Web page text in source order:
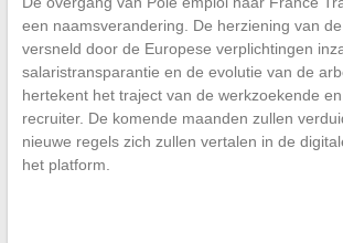
een naamsverandering. De herziening van de
versneld door de Europese verplichtingen
salaristransparantie en de evolutie van de
hertekent het traject van de werkzoekende
recruiter. De komende maanden zullen
nieuwe regels zich zullen vertalen in de
het platform.